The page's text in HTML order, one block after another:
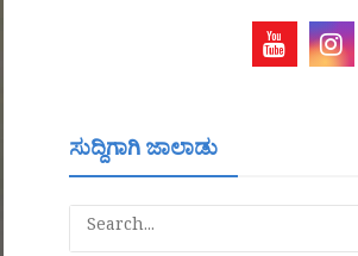
ಸುದ್ದಿಗಾಗಿ ಜಾಲಾಡು